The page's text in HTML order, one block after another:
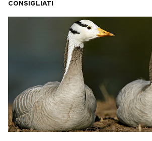
CONSIGLIATI